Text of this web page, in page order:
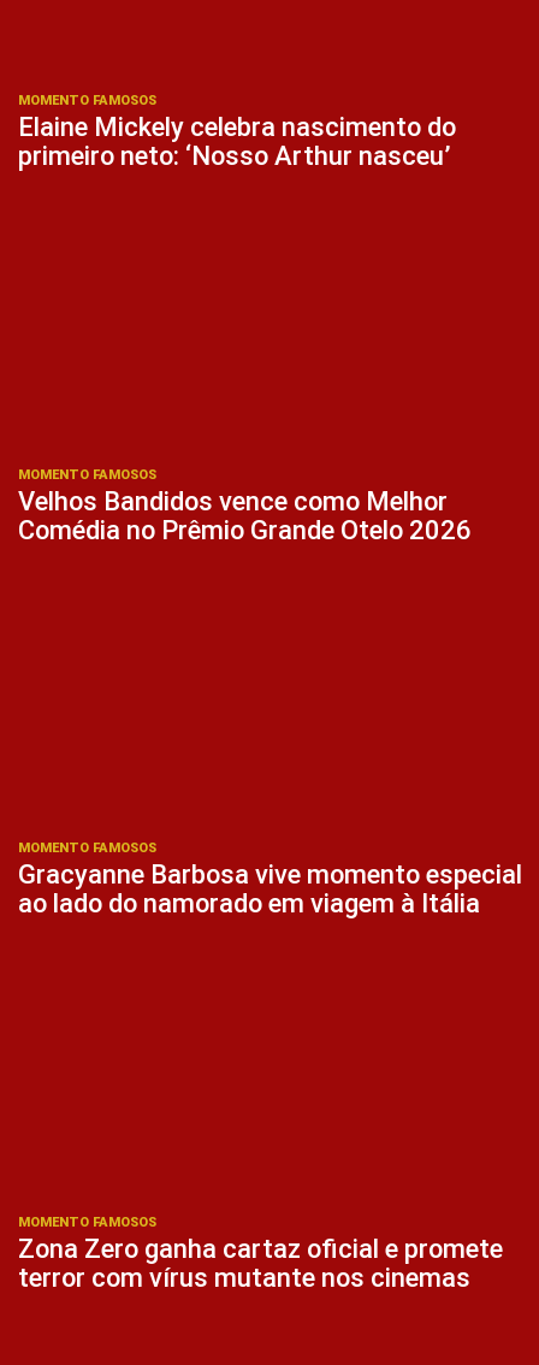
MOMENTO FAMOSOS
Elaine Mickely celebra nascimento do
primeiro neto: ‘Nosso Arthur nasceu’
MOMENTO FAMOSOS
Velhos Bandidos vence como Melhor
Comédia no Prêmio Grande Otelo 2026
MOMENTO FAMOSOS
Gracyanne Barbosa vive momento especial
ao lado do namorado em viagem à Itália
MOMENTO FAMOSOS
Zona Zero ganha cartaz oficial e promete
terror com vírus mutante nos cinemas